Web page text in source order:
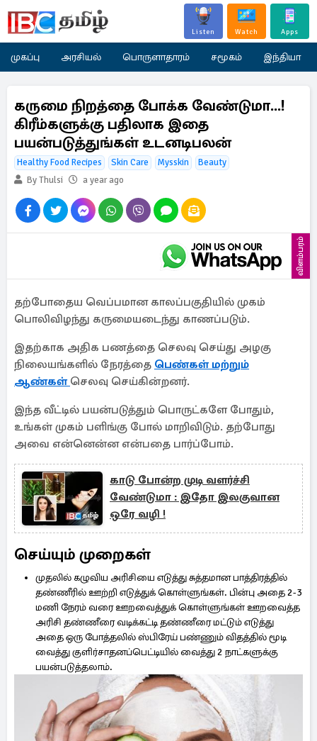
Listen Watch Apps
முகப்பு அரசியல் பொருளாதாரம் சமூகம் இந்தியா
கருமை நிறத்தை போக்க வேண்டுமா...!
கிரீம்களுக்கு பதிலாக இதை
பயன்படுத்துங்கள் உடனடிபலன்
Healthy Food Recipes Skin Care Mysskin
Beauty
By Thulsi
a year ago
விளம்பரம்
தற்போதைய வெப்பமான காலப்பகுதியில் முகம்
பொலிவிழந்து கருமையடைந்து காணப்படும்.
இதற்காக அதிக பணத்தை செலவு செய்து அழகு
நிலையங்களில் நேரத்தை பெண்கள் மற்றும்
ஆண்கள் செலவு செய்கின்றனர்.
இந்த வீட்டில் பயன்படுத்தும் பொருட்களே போதும்,
உங்கள் முகம் பளிங்கு போல் மாறிவிடும். தற்போது
அவை என்னென்ன என்பதை பார்ப்போம்.
காடு போன்ற முடி வளர்ச்சி
வேண்டுமா : இதோ இலகுவான
ஒரே வழி !
செய்யும் முறைகள்
முதலில் கழுவிய அரிசியை எடுத்து சுத்தமான பாத்திரத்தில்
தண்ணீரில் ஊற்றி எடுத்துக் கொள்ளுங்கள். பின்பு அதை 2-3
மணி நேரம் வரை ஊறவைத்துக் கொள்ளுங்கள் ஊறவைத்த
அரிசி தண்ணீரை வடிக்கட்டி தண்ணீரை மட்டும் எடுத்து
அதை ஒரு போத்தலில் ஸ்பிரேய் பண்ணும் விதத்தில் மூடி
வைத்து குளிர்சாதனப்பெட்டியில் வைத்து 2 நாட்களுக்கு
பயன்படுத்தலாம்.